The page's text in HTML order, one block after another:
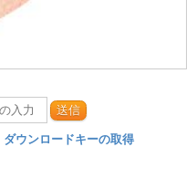
送信
ダウンロードキーの取得